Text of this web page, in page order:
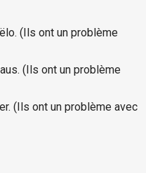
(Ils ont un problème
(Ils ont un problème
(Ils ont un problème avec